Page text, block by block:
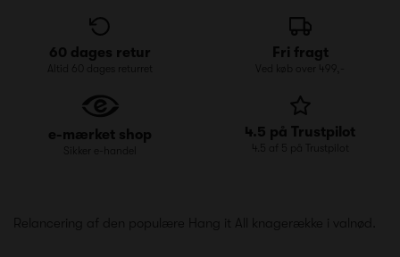
60 dages retur
Altid 60 dages returret
Fri fragt
Ved køb over 499,-
e-mærket shop
Sikker e-handel
4.5 på Trustpilot
4.5 af 5 på Trustpilot
Relancering af den populære Hang it All knagerække i valnød.